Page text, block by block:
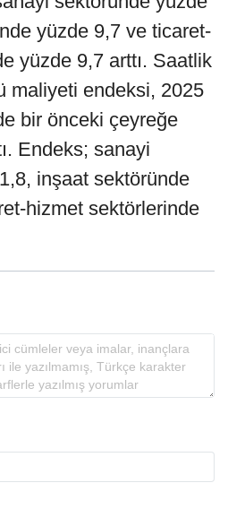
yüzde 9,7 ve ticaret-
yüzde 9,7 arttı. Saatlik
maliyeti endeksi, 2025
bir önceki çeyreğe
Endeks; sanayi
inşaat sektöründe
hizmet sektörlerinde